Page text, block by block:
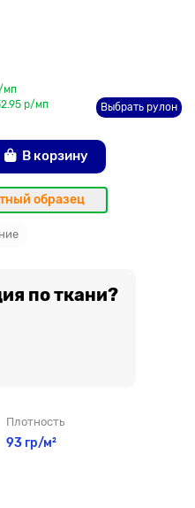
мп
р/мп
Выбрать рулон
В корзину
образец
по ткани?
Плотность
93 гр/м²